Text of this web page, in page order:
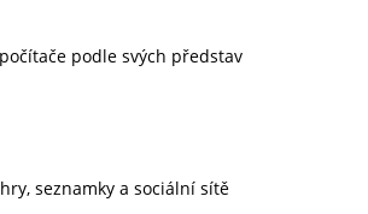
podle svých představ
seznamky a sociální sítě